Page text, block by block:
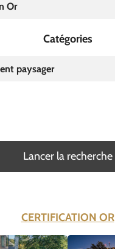
Or
Catégories
paysager
Lancer la recherche
CERTIFICATION OR